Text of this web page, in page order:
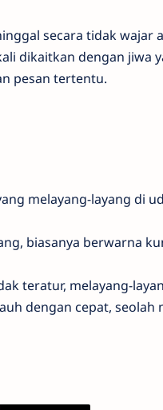
secara tidak wajar
dikaitkan dengan jiwa
pesan tertentu.
melayang-layang di
biasanya berwarna
teratur, melayang-
dengan cepat, seolah